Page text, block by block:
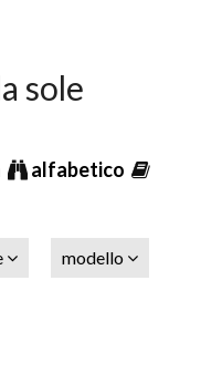
sole
alfabetico
modello